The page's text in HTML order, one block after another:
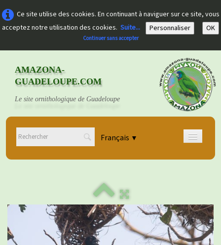
Ce site utilise des cookies. En continuant à naviguer sur ce site, vous
acceptez notre utilisation des cookies. Suite... Personnaliser OK
Continuer sans accepter
AMAZONA-
GUADELOUPE.COM
Le site ornithologique de Guadeloupe
Français ▼
Accueil
Documents▼
photos ▼